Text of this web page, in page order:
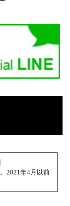
2021年4月以前